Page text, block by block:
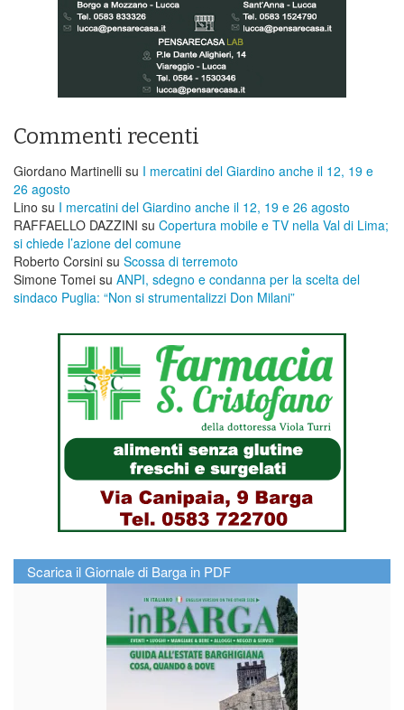
Commenti recenti
Giordano Martinelli su I mercatini del Giardino anche il 12, 19 e
26 agosto
Lino su I mercatini del Giardino anche il 12, 19 e 26 agosto
RAFFAELLO DAZZINI su ​Copertura mobile e TV nella Val di Lima;
si chiede l’azione del comune
Roberto Corsini su Scossa di terremoto
Simone Tomei su ANPI, sdegno e condanna per la scelta del
sindaco Puglia: “Non si strumentalizzi Don Milani”
Scarica il Giornale di Barga in PDF